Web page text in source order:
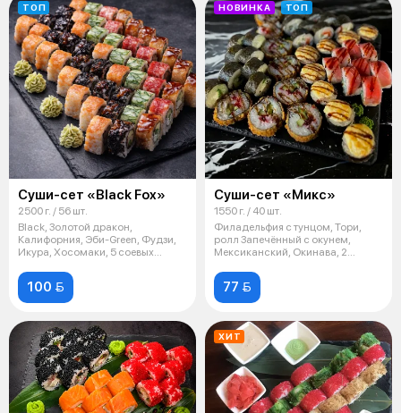
ТОП
Суши-сет «Black Fox»
2500 г. / 56 шт.
Black, Золотой дракон,
Калифорния, Эби-Green, Фудзи,
Икура, Хосомаки, 5 соевых
100 
НОВИНКА ТОП
Суши-сет «Микс»
1550 г. / 40 шт.
Филадельфия с тунцом, Тори,
ролл Запечённый с окунем,
Мексиканский, Окинава, 2
77 
ХИТ